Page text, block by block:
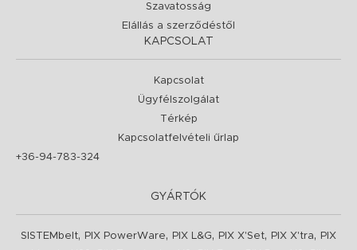
Szavatosság
Elállás a szerződéstől
KAPCSOLAT
Kapcsolat
Ügyfélszolgálat
Térkép
Kapcsolatfelvételi űrlap
+36-94-783-324
GYÁRTÓK
SISTEMbelt, PIX PowerWare, PIX L&G, PIX X'Set, PIX X'tra,
PIX